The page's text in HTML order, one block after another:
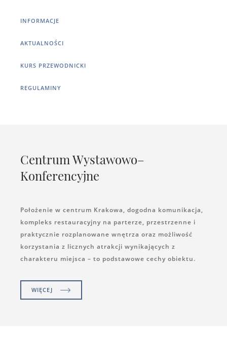
INFORMACJE
AKTUALNOŚCI
KURS PRZEWODNICKI
REGULAMINY
Centrum Wystawowo–
Konferencyjne
Położenie w centrum Krakowa, dogodna komunikacja,
kompleks restauracyjny na parterze, przestrzenne i
praktycznie rozplanowane wnętrza oraz możliwość
korzystania z licznych atrakcji wynikających z
charakteru miejsca – to podstawowe cechy obiektu.
WIĘCEJ